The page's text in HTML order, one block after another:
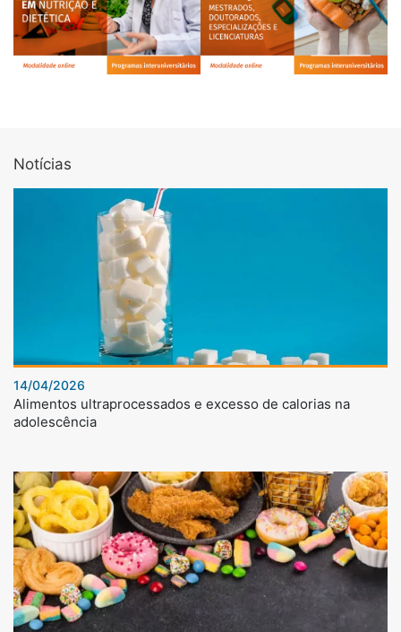
Notícias
14/04/2026
Alimentos ultraprocessados e excesso de calorias na
adolescência